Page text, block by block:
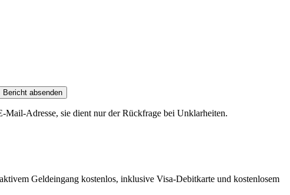
Bericht absenden
Adresse, sie dient nur der Rückfrage bei Unklarheiten.
Geldeingang kostenlos, inklusive Visa-Debitkarte und kostenlosem